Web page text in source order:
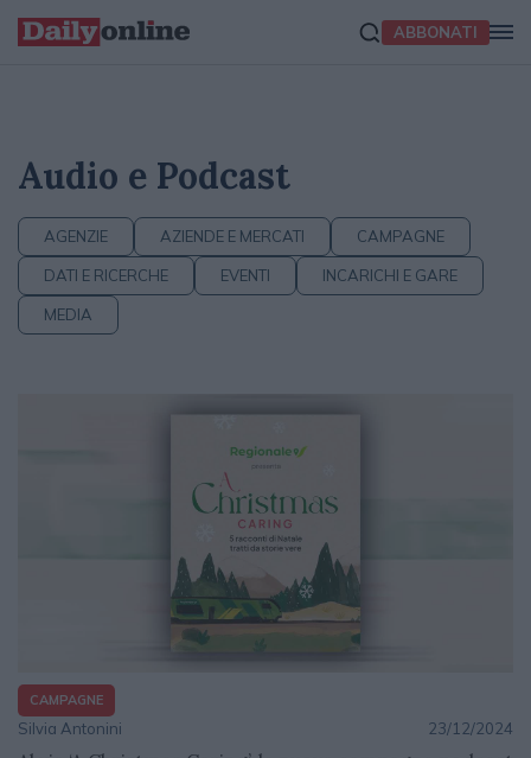
ABBONATI
Audio e Podcast
AGENZIE AZIENDE E MERCATI CAMPAGNE
DATI E RICERCHE EVENTI INCARICHI E GARE
MEDIA
CAMPAGNE
Silvia Antonini 23/12/2024